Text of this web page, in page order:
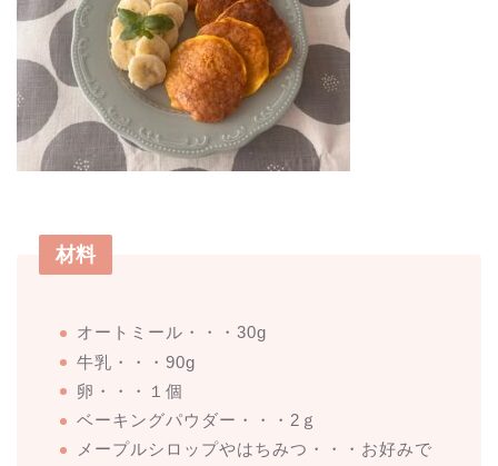
材料
オートミール・・・30g
牛乳・・・90g
卵・・・１個
ベーキングパウダー・・・2ｇ
メープルシロップやはちみつ・・・お好みで